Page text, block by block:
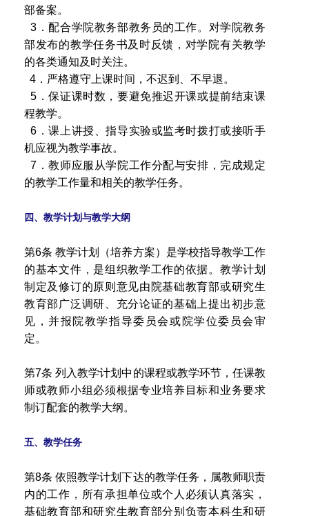
部备案。
3．配合学院教务部教务员的工作。对学院教务
部发布的教学任务书及时反馈，对学院有关教学
的各类通知及时关注。
4．严格遵守上课时间，不迟到、不早退。
5．保证课时数，要避免推迟开课或提前结束课
程教学。
6．课上讲授、指导实验或监考时拨打或接听手
机应视为教学事故。
7．教师应服从学院工作分配与安排，完成规定
的教学工作量和相关的教学任务。
四、教学计划与教学大纲
第6条 教学计划（培养方案）是学校指导教学工作
的基本文件，是组织教学工作的依据。教学计划
制定及修订的原则意见由院基础教育部或研究生
教育部广泛调研、充分论证的基础上提出初步意
见，并报院教学指导委员会或院学位委员会审
定。
第7条 列入教学计划中的课程或教学环节，任课教
师或教师小组必须根据专业培养目标和业务要求
制订配套的教学大纲。
五、教学任务
第8条 依照教学计划下达的教学任务，属教师职责
内的工作，所有承担单位或个人必须认真落实，
基础教育部和研究生教育部分别负责本科生和研